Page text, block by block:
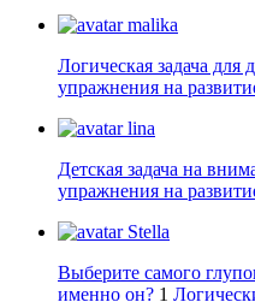
malika
Логическая задача для
упражнения на
lina
Детская задача на
упражнения на
Stella
Выберите самого
именно он? 1